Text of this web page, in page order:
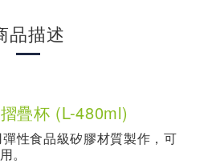
品描述
疊杯 (L-480ml)
性食品級矽膠材質製作，可
。